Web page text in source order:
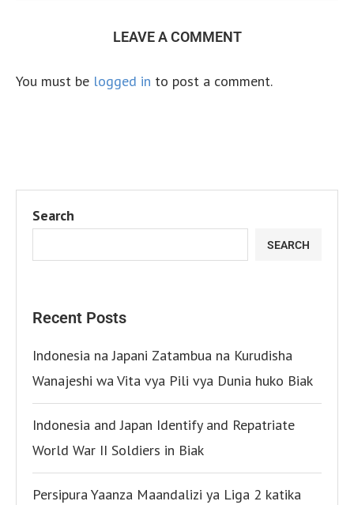
LEAVE A COMMENT
You must be logged in to post a comment.
Search
SEARCH
Recent Posts
Indonesia na Japani Zatambua na Kurudisha
Wanajeshi wa Vita vya Pili vya Dunia huko Biak
Indonesia and Japan Identify and Repatriate
World War II Soldiers in Biak
Persipura Yaanza Maandalizi ya Liga 2 katika